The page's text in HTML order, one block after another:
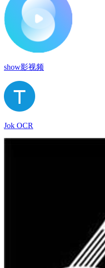
show影视频
Jok OCR